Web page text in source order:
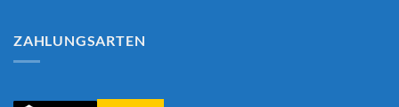
ZAHLUNGSARTEN